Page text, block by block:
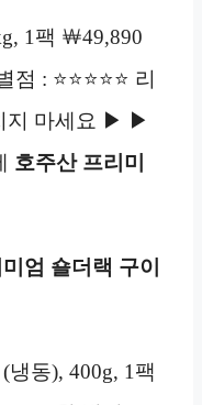
1팩 ￦49,890
: ⭐⭐⭐⭐⭐ 리
지 마세요 ▶ ▶
호주산 프리미
엄 숄더랙 구이
(냉동), 400g, 1팩